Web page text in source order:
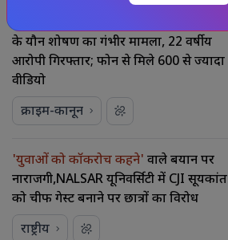
महाराष्ट्र के नंदुरबार में
के यौन शोषण का गंभीर मामला, 22 वर्षीय
आरोपी गिरफ्तार; फोन से मिले 600 से ज्यादा
वीडियो
क्राइम-कानून
'युवाओं को कॉकरोच कहने' वाले बयान पर
नाराजगी,NALSAR यूनिवर्सिटी में CJI सूर्यकांत
को चीफ गेस्ट बनाने पर छात्रों का विरोध
राष्ट्रीय